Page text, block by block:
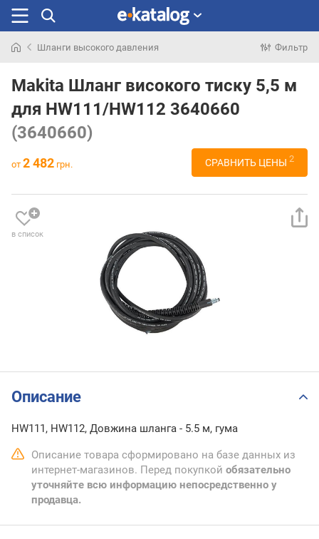
раньше
Шланги высокого давления Фильтр
Makita Шланг високого тиску 5,5 м
для HW111/HW112 3640660
(3640660)
от 2 482 грн. СРАВНИТЬ ЦЕНЫ 2
в список
Описание
HW111, HW112, Довжина шланга - 5.5 м, гума
Описание товара сформировано на базе данных из
интернет-магазинов. Перед покупкой обязательно
уточняйте всю информацию непосредственно у
продавца.